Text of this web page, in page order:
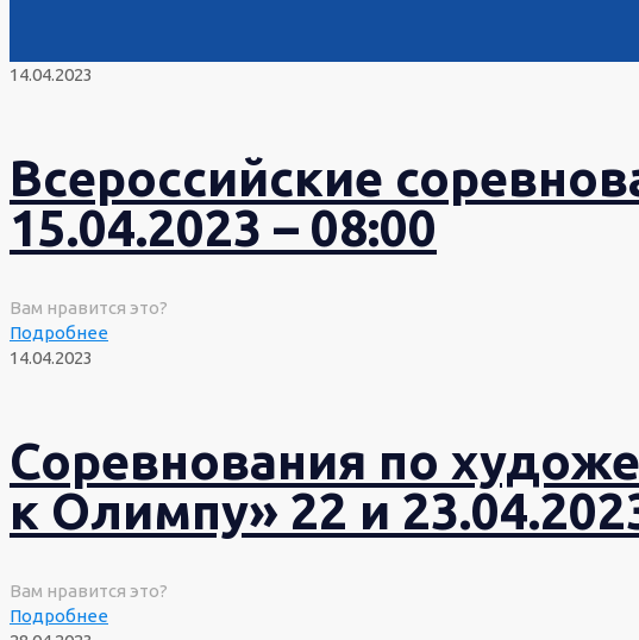
14.04.2023
Всероссийские
15.04.2023 – 08:00
Вам нравится это?
Подробнее
14.04.2023
Соревнования по
к Олимпу» 22 и
Вам нравится это?
Подробнее